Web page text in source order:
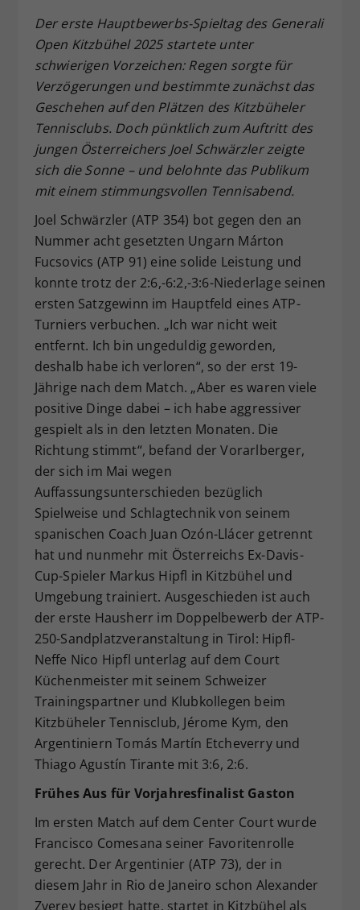
Der erste Hauptbewerbs-Spieltag des Generali
Open Kitzbühel 2025 startete unter
schwierigen Vorzeichen:Regen sorgte für
Verzögerungen und bestimmte zunächst das
Geschehen auf den Plätzen des Kitzbüheler
Tennisclubs. Doch pünktlich zum Auftritt des
jungen Österreichers Joel Schwärzler zeigte
sich die Sonne – und belohnte das Publikum
mit einem stimmungsvollen Tennisabend.
Joel Schwärzler (ATP 354) bot gegen den an
Nummer acht gesetzten Ungarn Márton
Fucsovics (ATP 91) eine solide Leistung und
konnte trotz der 2:6,-6:2,-3:6-Niederlage seinen
ersten Satzgewinn im Hauptfeld eines ATP-
Turniers verbuchen. „Ich war nicht weit
entfernt. Ich bin ungeduldig geworden,
deshalb habe ich verloren“, so der erst 19-
Jährige nach dem Match. „Aber es waren viele
positive Dinge dabei – ich habe aggressiver
gespielt als in den letzten Monaten. Die
Richtung stimmt“, befand der Vorarlberger,
der sich im Mai wegen
Auffassungsunterschieden bezüglich
Spielweise und Schlagtechnik von seinem
spanischen Coach Juan Ozón-Llácer getrennt
hat und nunmehr mit Österreichs Ex-Davis-
Cup-Spieler Markus Hipfl in Kitzbühel und
Umgebung trainiert. Ausgeschieden ist auch
der erste Hausherr im Doppelbewerb der ATP-
250-Sandplatzveranstaltung in Tirol: Hipfl-
Neffe Nico Hipfl unterlag auf dem Court
Küchenmeister mit seinem Schweizer
Trainingspartner und Klubkollegen beim
Kitzbüheler Tennisclub, Jérome Kym, den
Argentiniern Tomás Martín Etcheverry und
Thiago Agustín Tirante mit 3:6, 2:6.
Frühes Aus für Vorjahresfinalist Gaston
Im ersten Match auf dem Center Court wurde
Francisco Comesana seiner Favoritenrolle
gerecht. Der Argentinier (ATP 73), der in
diesem Jahr in Rio de Janeiro schon Alexander
Zverev besiegt hatte, startet in Kitzbühel als
Zweck
Dieser Wert speichert Ihre Consent-
Einstellungen. Unter anderem eine
historische Speicherung Ihrer
vorgenommen Einstellungen, falls der
Webseiten-Betreiber dies eingestellt
hat.